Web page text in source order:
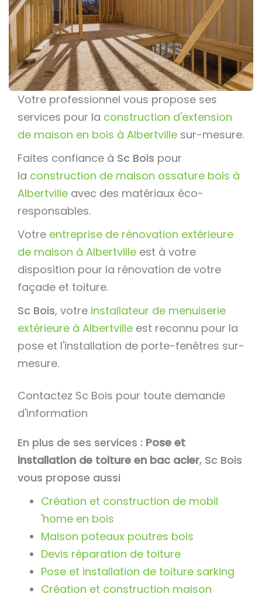
Votre professionnel vous propose ses
services pour la construction d'extension
de maison en bois à Albertville sur-mesure.
Faites confiance à Sc Bois pour
la construction de maison ossature bois à
Albertville avec des matériaux éco-
responsables.
Votre entreprise de rénovation extérieure
de maison à Albertville est à votre
disposition pour la rénovation de votre
façade et toiture.
Sc Bois, votre installateur de menuiserie
extérieure à Albertville est reconnu pour la
pose et l'installation de porte-fenêtres sur-
mesure.
Contactez Sc Bois pour toute demande
d'information
En plus de ses services : Pose et
installation de toiture en bac acier, Sc Bois
vous propose aussi
Création et construction de mobil
'home en bois
Maison poteaux poutres bois
Devis réparation de toiture
Pose et installation de toiture sarking
Création et construction maison